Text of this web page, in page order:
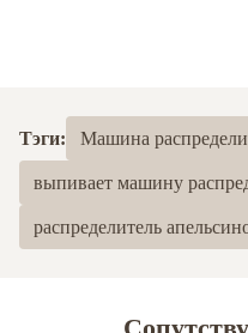
Тэги: Машина
выпивает машину
распределитель